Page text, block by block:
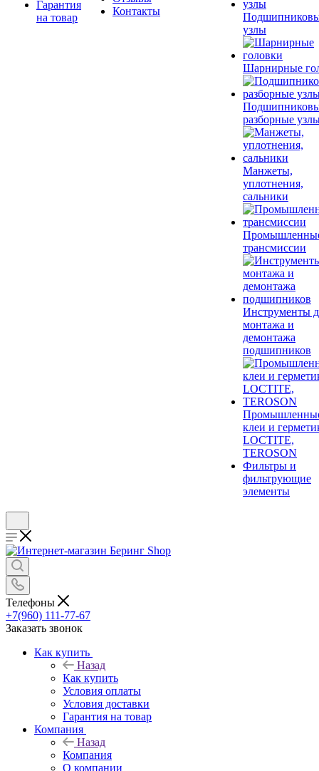
Гарантия
на товар
Контакты
узлы
Шарнирные
разборные
Манжеты,
уплотнения,
сальники
трансмиссии
Инструменты
монтажа и
демонтажа
подшипников
клеи и
LOCTITE,
TEROSON
Фильтры и
фильтрующие
элементы
Телефоны
+7(960) 111-77-67
Заказать звонок
Как купить
Назад
Как купить
Условия оплаты
Условия доставки
Гарантия на товар
Компания
Назад
Компания
О компании